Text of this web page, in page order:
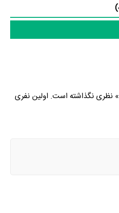
هنوز کسی برای «Matt Nolte» نظری نگذاشته است. اولین نفری